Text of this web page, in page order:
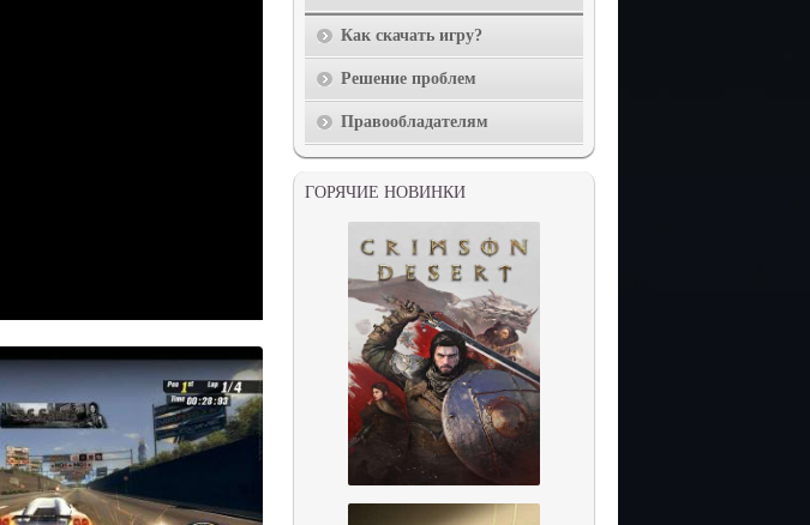
Как скачать игру?
Решение проблем
Правообладателям
ГОРЯЧИЕ НОВИНКИ